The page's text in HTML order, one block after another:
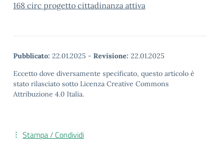
168 circ progetto cittadinanza attiva
Pubblicato: 22.01.2025 - Revisione: 22.01.2025
Eccetto dove diversamente specificato, questo articolo è
stato rilasciato sotto Licenza Creative Commons
Attribuzione 4.0 Italia.
Stampa / Condividi